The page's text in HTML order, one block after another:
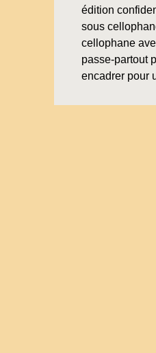
édition
sous
cellophane
passe-partout
encadrer pour